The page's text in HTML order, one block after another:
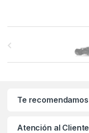
Te recomendamos
Atención al Cliente